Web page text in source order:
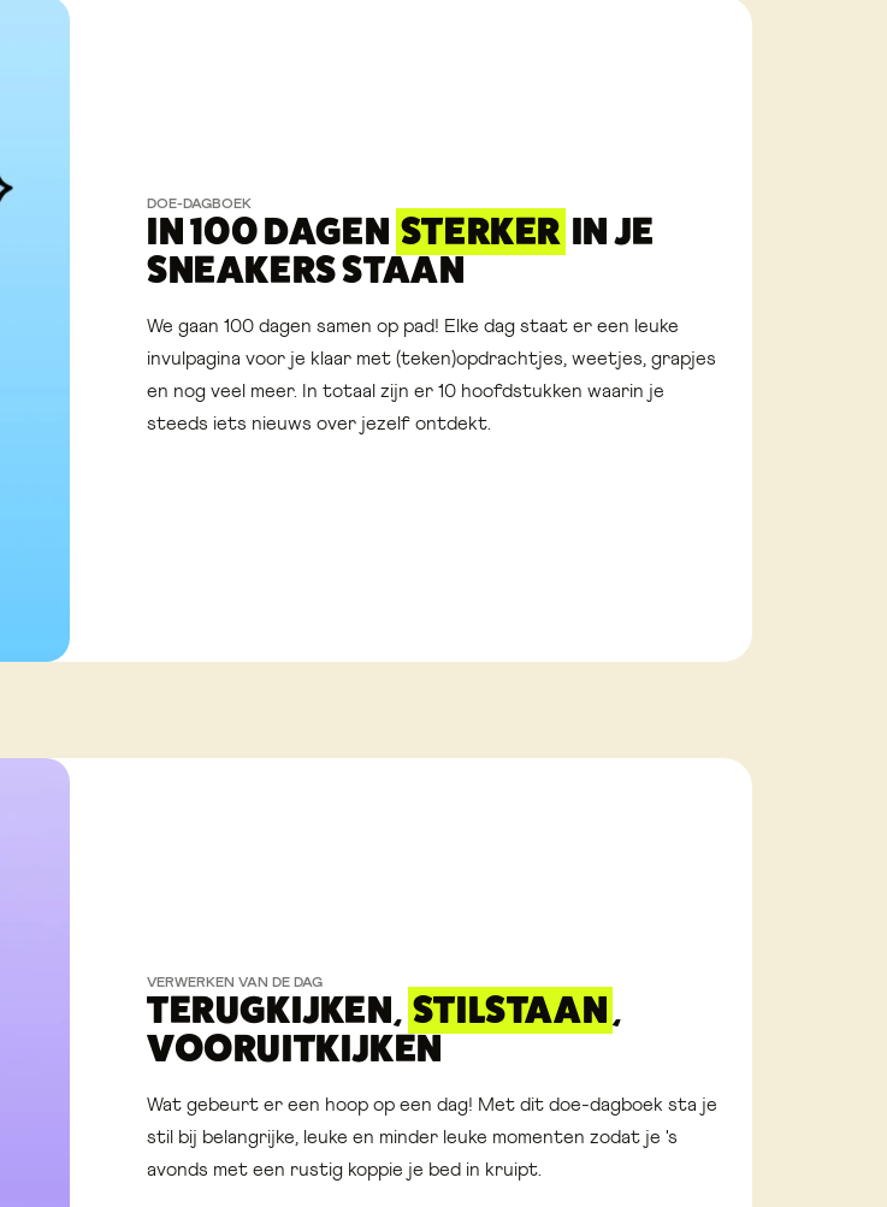
DOE-DAGBOEK
IN 100 DAGEN STERKER IN JE
SNEAKERS STAAN
We gaan 100 dagen samen op pad! Elke dag staat er een leuke
invulpagina voor je klaar met (teken)opdrachtjes, weetjes, grapjes
en nog veel meer. In totaal zijn er 10 hoofdstukken waarin je
steeds iets nieuws over jezelf ontdekt.
VERWERKEN VAN DE DAG
TERUGKIJKEN, STILSTAAN,
VOORUITKIJKEN
Wat gebeurt er een hoop op een dag! Met dit doe-dagboek sta je
stil bij belangrijke, leuke en minder leuke momenten zodat je 's
avonds met een rustig koppie je bed in kruipt.